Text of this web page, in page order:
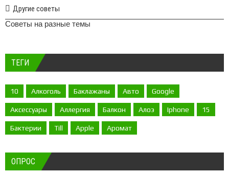
Другие советы
Советы на разные темы
ТЕГИ
10 Алкоголь Баклажаны Авто Google
Аксессуары Аллергия Балкон Алоэ Iphone 15
Бактерии Till Apple Аромат
ОПРОС